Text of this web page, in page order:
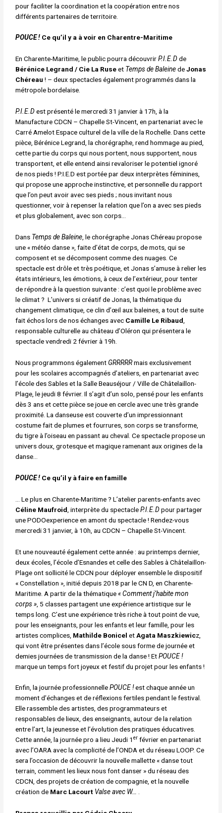
pour faciliter la coordination et la coopération entre nos
différents partenaires de territoire.
POUCE ! Ce qu’il y a à voir en Charentre-Maritime
En Charente-Maritime, le public pourra découvrirP.I.E.Dde
Bérénice Legrand / Cie La Ruseet Temps de BaleinedeJonas
Chéreau ! – deux spectacles également programmés dans la
métropole bordelaise.
P.I.E.Dest présenté le mercredi 31 janvier à 17h, à la
Manufacture CDCN – Chapelle St-Vincent, en partenariat avec le
Carré Amelot Espace culturel de la ville de la Rochelle. Dans cette
pièce, Bérénice Legrand, la chorégraphe, rend hommage au pied,
cette partie du corps qui nous portent, nous supportent, nous
transportent, et elle entend ainsi revaloriser le potentiel ignoré
de nos pieds ! P.I.E.D est portée par deux interprètes féminines,
qui propose une approche instinctive, et personnelle du rapport
que l’on peut avoir avec ses pieds ; nous invitant nous
questionner, voir à repenser la relation que l’on a avec ses pieds
et plus globalement, avec son corps…
Dans Temps de Baleine , le chorégraphe Jonas Chéreau propose
une « météo danse », faite d’état de corps, de mots, qui se
composent et se décomposent comme des nuages. Ce
spectacle est drôle et très poétique, et Jonas s’amuse à relier les
états intérieurs, les émotions, à ceux de l’extérieur, pour tenter
de répondre à la question suivante : c’est quoi le problème avec
le climat ? L’univers si créatif de Jonas, la thématique du
changement climatique, ce clin d’œil aux baleines, a tout de suite
fait échos lors de nos échanges avec Camille Le Ribaud
responsable culturelle au château d’Oléron qui présentera le
spectacle vendredi 2 février à 19h.
Nous programmons égalementGRRRRRmais exclusivement
pour les scolaires accompagnés d’ateliers, en partenariat avec
l’école des Sables et la Salle Beauséjour / Ville de Châtelaillon-
Plage, le jeudi 8 février. Il s’agit d’un solo, pensé pour les enfants
dès 3 ans et cette pièce se joue en cercle avec une très grande
proximité. La danseuse est couverte d’un impressionnant
costume fait de plumes et fourrures, son corps se transforme,
du tigre à l’oiseau en passant au cheval. Ce spectacle propose un
univers doux, grotesque et magique ramenant aux origines de la
danse…
POUCE ! Ce qu’il y à faire en famille
… Le plus en Charente-Maritime ? L’atelier parents-enfants avec
Céline Maufroid , interprète du spectacleP.I.E.Dpour partager
une PODOexperience en amont du spectacle ! Rendez-vous
mercredi 31 janvier, à 10h, au CDCN – Chapelle St-Vincent.
Et une nouveauté également cette année : au printemps dernier,
deux écoles, l’école d’Esnandes et celle des Sables à Châtelaillon-
Plage ont sollicité le CDCN pour déployer ensemble le dispositif
« Constellation », initié depuis 2018 par le CN D, en Charente-
Maritime. A partir de la thématique« Comment j’habite mon
corps » , 5 classes partagent une expérience artistique sur le
temps long. C’est une expérience très riche à tout point de vue,
pour les enseignants, pour les enfants et leur famille, pour les
artistes complices, Mathilde Bonicel etAgata Maszkiewicz,
qui vont être présentes dans l’école sous forme de journée et
demies journées de transmission de la danse ! EtPOUCE !
marque un temps fort joyeux et festif du projet pour les enfants !
Enfin, la journée professionnellePOUCE !est chaque année un
moment d’échanges et de réflexions fertiles pendant le festival.
Elle rassemble des artistes, des programmateurs et
responsables de lieux, des enseignants, autour de la relation
entre l’art, la jeunesse et l’évolution des pratiques éducatives.
Cette année, la journée pro a lieu Jeudi 1er février en partenariat
avec l’OARA avec la complicité de l’ONDA et du réseau LOOP. Ce
sera l’occasion de découvrir la nouvelle mallette « danse tout
terrain, comment les lieux nous font danser » du réseau des
CDCN, des projets de création de compagnie, et la nouvelle
création de Marc Lacourt Valse avec W… .